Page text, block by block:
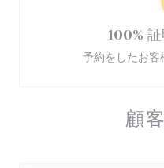
顧
100%
予約をしたお客